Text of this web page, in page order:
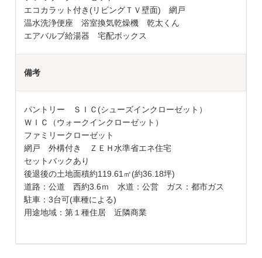
エコカラット付き(リビングＴＶ壁面) 網戸
温水洗浄便座 浴室換気乾燥機 乾太くん
エアバルブ給湯器 宅配ボックス
備考
パントリー ＳＩＣ(シューズインクローゼット）
ＷＩＣ（ウォークインクローゼット）
ファミリークローゼット
網戸 外構付き ＺＥＨ水準省エネ住宅
セットバックあり
後退後の土地面積約119.61㎡(約36.18坪)
道路：公道 西約3.6ｍ 水道：公営 ガス：都市ガス
駐車：3台可(車種による)
用途地域：第１種住居 近隣商業